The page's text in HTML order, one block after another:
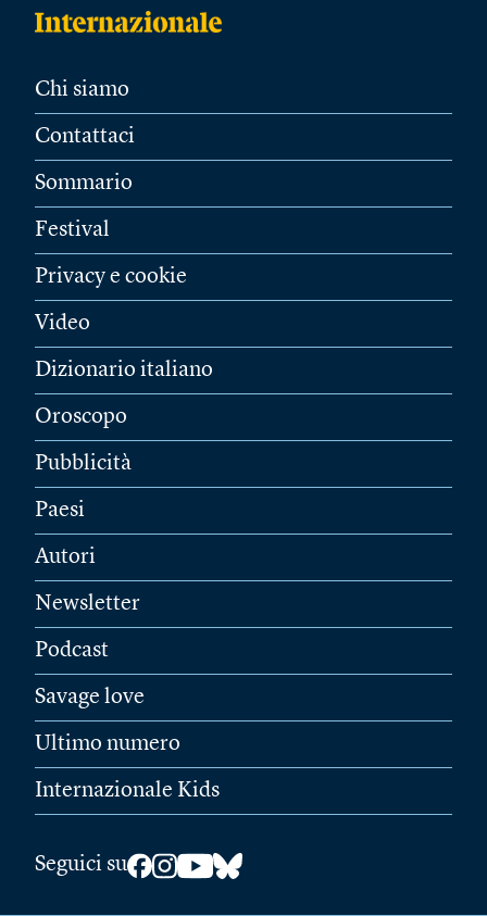
Chi siamo
Contattaci
Sommario
Festival
Privacy e cookie
Video
Dizionario italiano
Oroscopo
Pubblicità
Paesi
Autori
Newsletter
Podcast
Savage love
Ultimo numero
Internazionale Kids
Seguici su